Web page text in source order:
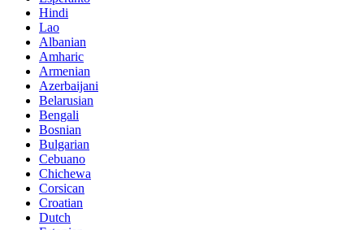
Hindi
Lao
Albanian
Amharic
Armenian
Azerbaijani
Belarusian
Bengali
Bosnian
Bulgarian
Cebuano
Chichewa
Corsican
Croatian
Dutch